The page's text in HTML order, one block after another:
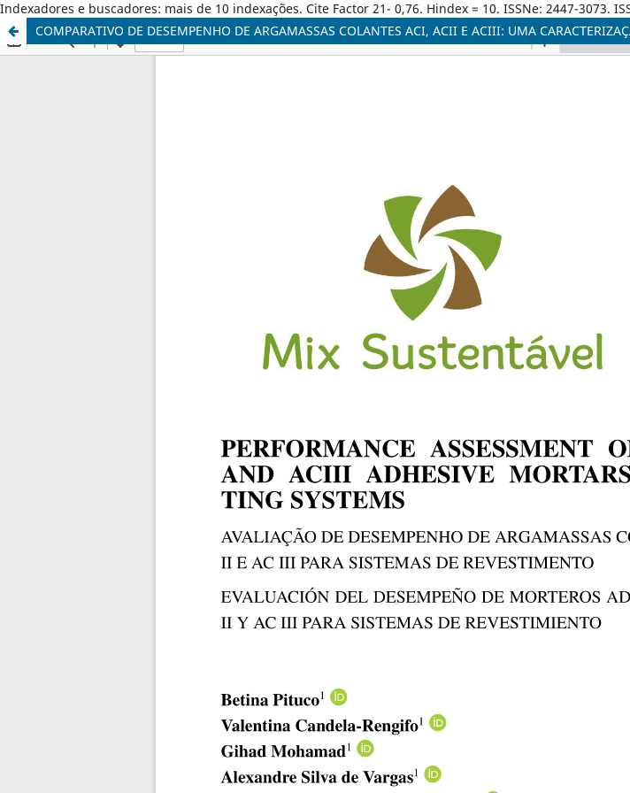
Indexadores e buscadores: mais de 10 indexações. Cite Factor 21- 0,76. Hindex = 10. ISSNe: 2447-3073.
COMPARATIVO DE DESEMPENHO DE ARGAMASSAS COLANTES ACI, ACII E ACIII: UMA